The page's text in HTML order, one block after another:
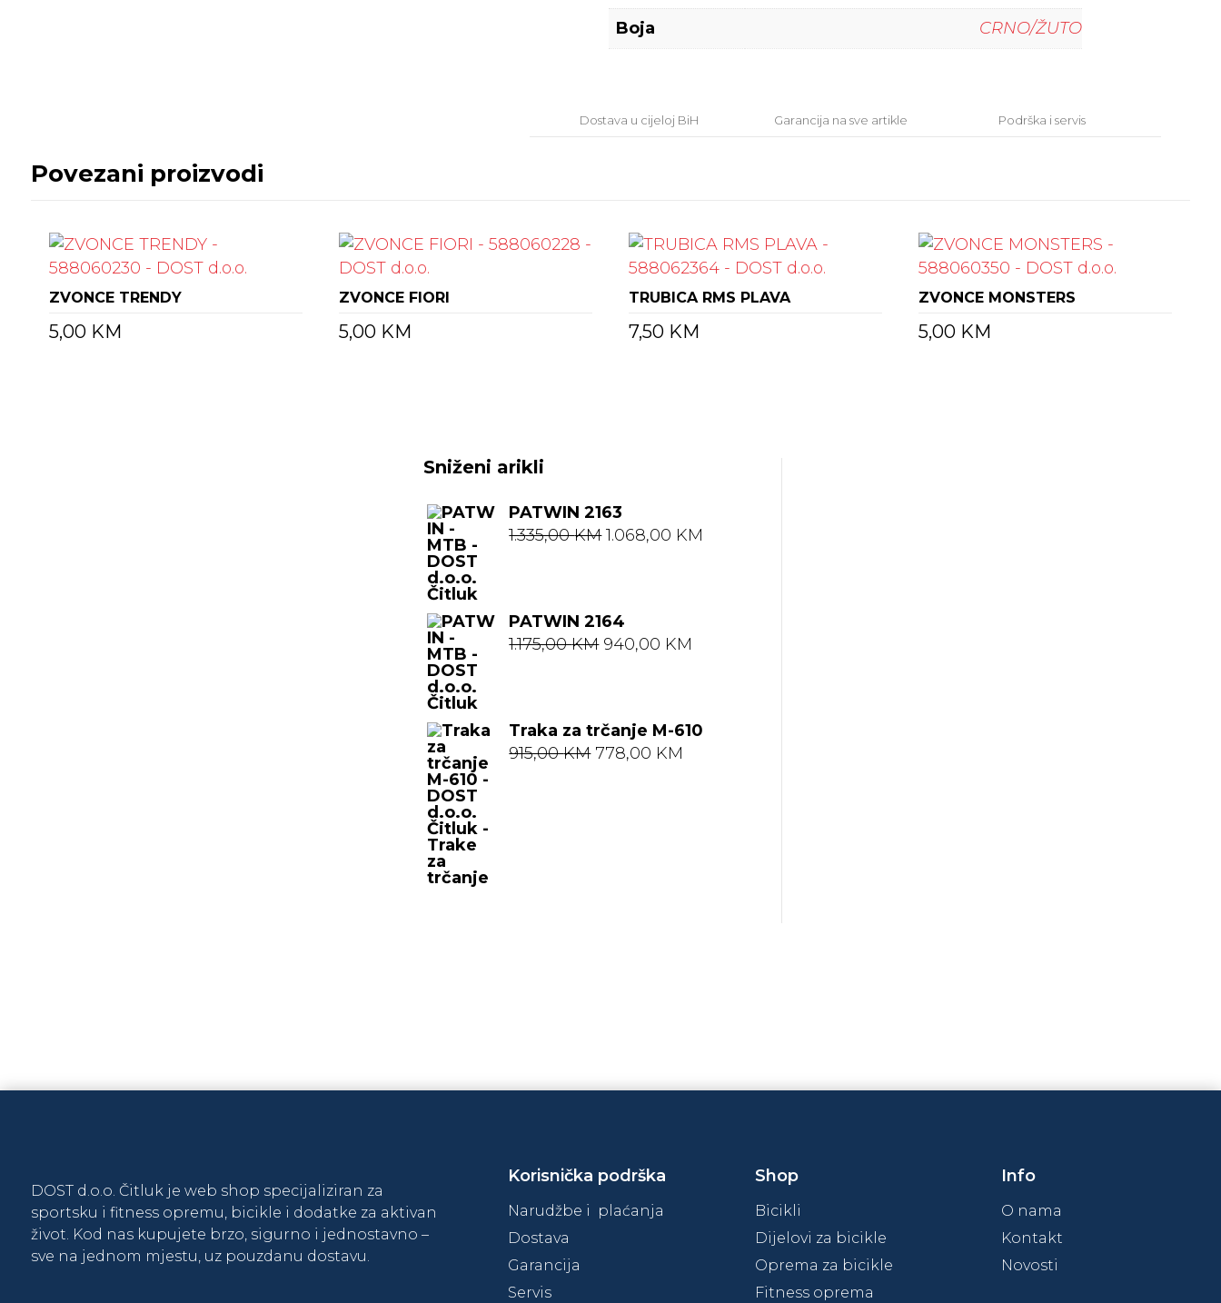
Boja
CRNO/ŽUTO
Dostava u cijeloj BiH Garancija na sve artikle Podrška i servis
Povezani proizvodi
ZVONCE TRENDY
5,00 KM
ZVONCE FIORI
5,00 KM
TRUBICA RMS PLAVA
7,50 KM
ZVONCE MONSTERS
5,00 KM
Sniženi arikli
PATWIN 2163
1.335,00KM Izvorna
je:
1.335,00 KM.
1.068,00 KM
PATWIN 2164
1.175,00KM Izvorna
je:
1.175,00 KM.
940,00 KM
940,00 KM.
Traka za trčanje M-610
915,00KM Izvorna
778,00 KM
DOST d.o.o. Čitluk je web shop specijaliziran za
sportsku i fitness opremu, bicikle i dodatke za aktivan
život. Kod nas kupujete brzo, sigurno i jednostavno –
sve na jednom mjestu, uz pouzdanu dostavu.
Korisnička podrška
Narudžbe i plaćanja
Dostava
Garancija
Servis
Shop
Bicikli
Dijelovi za bicikle
Oprema za bicikle
Fitness oprema
Info
O nama
Kontakt
Novosti